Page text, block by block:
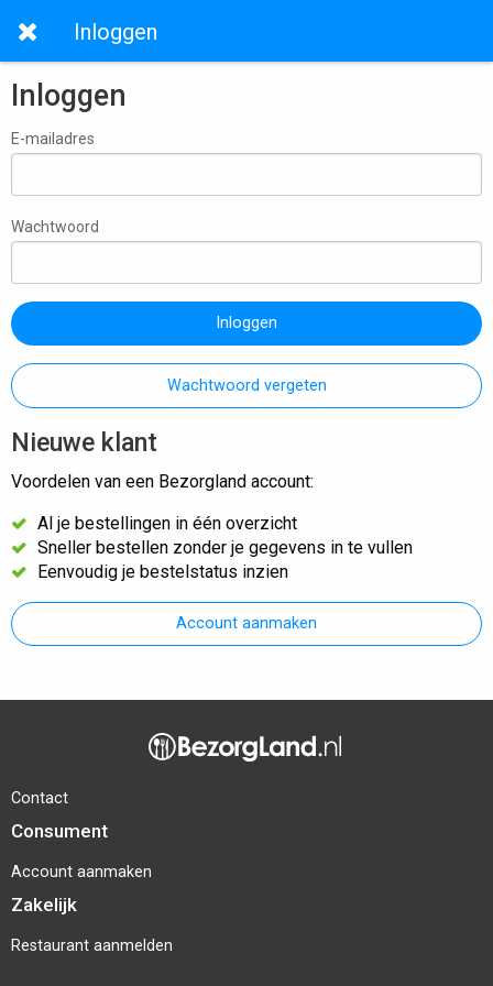
Inloggen
Inloggen
E-mailadres
Wachtwoord
Inloggen
Wachtwoord vergeten
Nieuwe klant
Voordelen van een Bezorgland account:
Al je bestellingen in één overzicht
Sneller bestellen zonder je gegevens in te vullen
Eenvoudig je bestelstatus inzien
Account aanmaken
Contact
Consument
Account aanmaken
Zakelijk
Restaurant aanmelden